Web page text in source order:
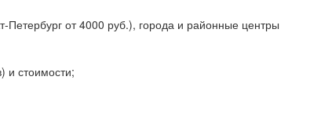
от 4000 руб.), города и районные центры
и стоимости;